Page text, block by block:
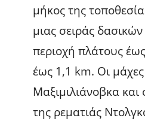
μήκος της
μιας σειράς
περιοχή πλάτους
έως 1,1 km. Οι μάχες
Μαξιμιλιάνοβκα
της ρεματιάς